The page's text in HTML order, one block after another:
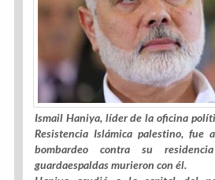
Ismail Haniya, líder de la oficina
Resistencia Islámica palestino, fue
bombardeo contra su
guardaespaldas murieron con él.